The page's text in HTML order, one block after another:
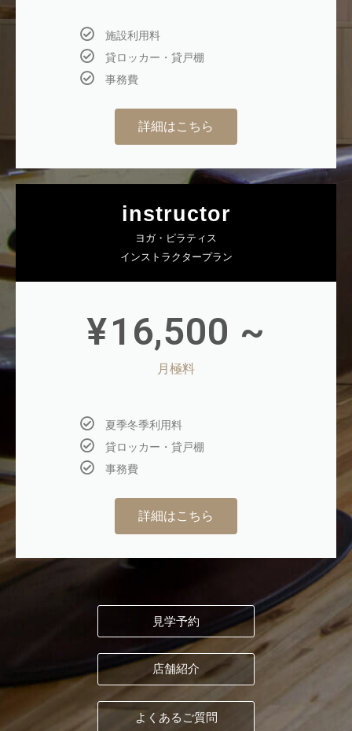
施設利用料
貸ロッカー・貸戸棚
事務費
詳細はこちら
instructor
ヨガ・ピラティス
インストラクタープラン
¥16,500 ~
月極料
夏季冬季利用料
貸ロッカー・貸戸棚
事務費
詳細はこちら
見学予約
店舗紹介
よくあるご質問